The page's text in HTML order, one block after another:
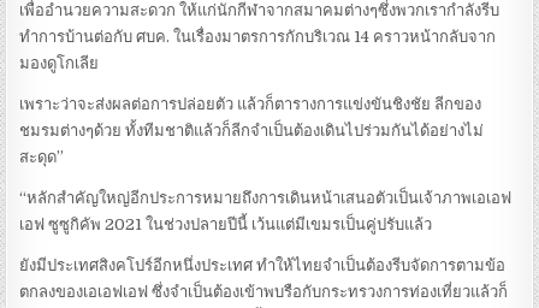
เพื่ออำนวยความสะดวก ให้แก่นักกีฬาจากสมาคมต่างๆซึ่งพวกเรากำลังรีบ
ทำการบ้านต่อกับ ศบค. ในเรื่องมาตรการกักบริเวณ 14 คราวหน้ากลับจาก
มองดูโกเลีย
เพราะว่าจะส่งผลต่อการปล่อยตัว แล้วก็ตารางการแข่งขันชิงชัย ลีกของ
ชมรมต่างๆด้วย ทั้งทีมชาติแล้วก็ลีกจำเป็นต้องเดินไปร่วมกันได้อย่างไม่
สะดุด”
“หลักสำคัญใหญ่อีกประการหมายถึงการเดินหน้าเสนอตัวเป็นเจ้าภาพเอเอฟ
เอฟ ซูซูกิคัพ 2021 ในช่วงปลายปีนี้ เว้นแต่มีเขมรเป็นคู่ปรับแล้ว
ยังมีประเทศสิงคโปร์อีกหนึ่งประเทศ ทำให้ไทยจำเป็นต้องรีบจัดการตามข้อ
ตกลงของเอเอฟเอฟ ซึ่งจำเป็นต้องเข้าพบรือกับกระทรวงการท่องเที่ยวแล้วก็